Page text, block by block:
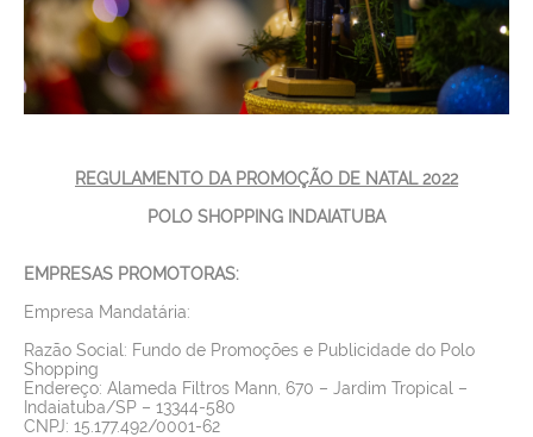
REGULAMENTO DA PROMOÇÃO DE NATAL 2022
POLO SHOPPING INDAIATUBA
EMPRESAS PROMOTORAS:
Empresa Mandatária:
Razão Social: Fundo de Promoções e Publicidade do Polo
Shopping
Endereço: Alameda Filtros Mann, 670 – Jardim Tropical –
Indaiatuba/SP – 13344-580
CNPJ: 15.177.492/0001-62